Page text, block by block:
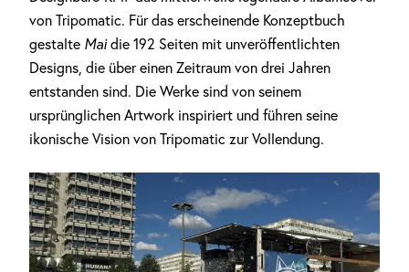
von Tripomatic. Für das erscheinende Konzeptbuch
gestalte Maidie 192 Seiten mit unveröffentlichten
Designs, die über einen Zeitraum von drei Jahren
entstanden sind. Die Werke sind von seinem
ursprünglichen Artwork inspiriert und führen seine
ikonische Vision von Tripomatic zur Vollendung.